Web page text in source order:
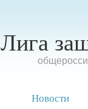
Лига
Новости